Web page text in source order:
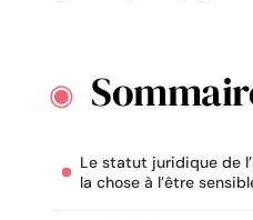
Le statut juridique de
la chose à l’être